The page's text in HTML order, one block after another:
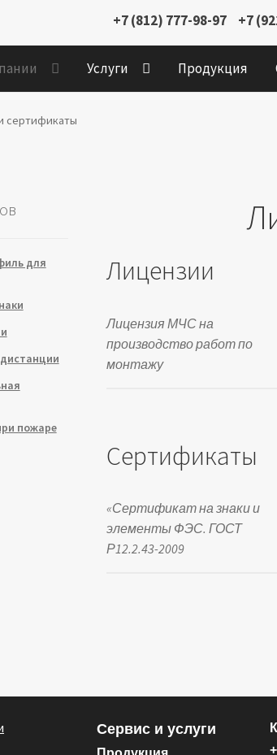
+7 (812) 777-98-97 +7
Услуги Продукция
сертификаты
Лицензии
Лицензия МЧС на
производство работ по
монтажу
Сертификаты
«Сертификат на знаки и
элементы ФЭС. ГОСТ
Р12.2.43-2009
для
пожаре
Сервис и услуги